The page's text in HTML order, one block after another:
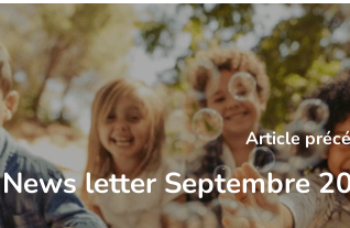
Article
News letter Septembre